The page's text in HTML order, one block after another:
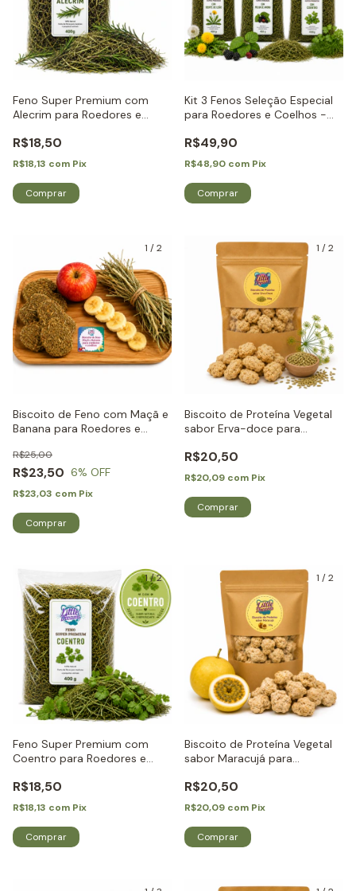
Feno Super Premium com
Alecrim para Roedores e
R$18,50
R$18,13 com Pix
Kit 3 Fenos Seleção Especial
para Roedores e Coelhos -
R$49,90
R$48,90 com Pix
1 /2
Biscoito de Feno com Maçã e
Banana para Roedores e
R$23,50
R$25,00
6% OFF
R$23,03 com Pix
1 /2
Biscoito de Proteína Vegetal
sabor Erva-doce para
Dreams
R$20,50
R$20,09 com Pix
1/2
Feno Super Premium com
Coentro para Roedores e
R$18,50
R$18,13 com Pix
1 /2
Biscoito de Proteína Vegetal
sabor Maracujá para
Dreams
R$20,50
R$20,09 com Pix